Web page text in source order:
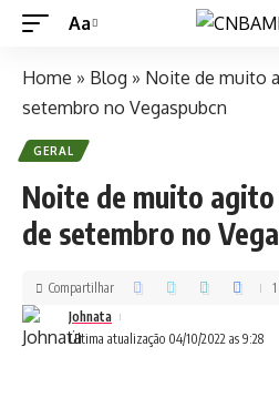
Aa
Home » Blog » Noite de muito
setembro no Vegaspubcn
GERAL
Noite de muito
de setembro no
Última atualização 04/10/2022 as 9:28
Johnata
Compartilhar